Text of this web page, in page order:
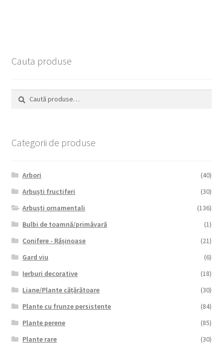
Cauta produse
Caută
după:
Caută
Categorii de produse
Arbori
(40)
Arbuști fructiferi
(30)
Arbuști ornamentali
(136)
Bulbi de toamnă/primăvară
(1)
Conifere - Rășinoase
(21)
Gard viu
(6)
Ierburi decorative
(18)
Liane/Plante cățărătoare
(30)
Plante cu frunze persistente
(84)
Plante perene
(85)
Plante rare
(30)